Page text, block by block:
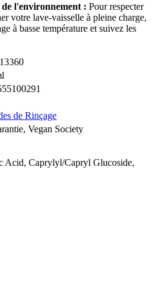
l'environnement : Pour respecter
votre lave-vaisselle à pleine charge,
à basse température et suivez les
de Rinçage
Vegan Society
Acid, Caprylyl/Capryl Glucoside,